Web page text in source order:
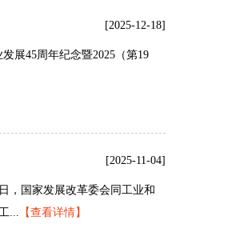
[2025-12-18]
展45周年纪念暨2025（第19
[2025-11-04]
，国家发展改革委会同工业和
... 【查看详情】